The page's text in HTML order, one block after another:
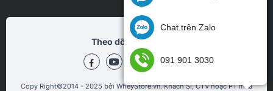
Theo dõi chũng tôi tại
Copy Right©2014 - 2025 bởi WheyStore.vn. Khách Sỉ, CTV hoặc PT mua
Chat trên Zalo
091 901 3030